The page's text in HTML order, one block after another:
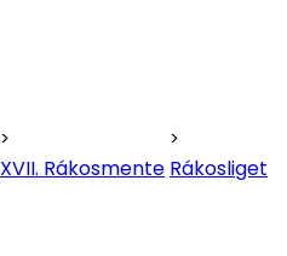
XVII. Rákosmente Rákosliget